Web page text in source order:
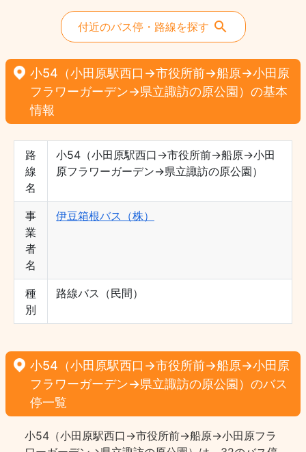
付近のバス停・路線を探す
小54（小田原駅西口→市役所前→船原→小田原
フラワーガーデン→県立諏訪の原公園）の基本
情報
路
線
名
小54（小田原駅西口→市役所前→船原→小田
原フラワーガーデン→県立諏訪の原公園）
事
業
者
名
伊豆箱根バス（株）
種
別
路線バス（民間）
小54（小田原駅西口→市役所前→船原→小田原
フラワーガーデン→県立諏訪の原公園）のバス
停一覧
小54（小田原駅西口→市役所前→船原→小田原フラ